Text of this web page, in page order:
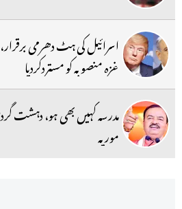
اسرائیل کی ہٹ دھرمی
غزہ منصوبہ کو مستردکردیا
مدرسہ کہیں بھی ہو، دہشت
موریہ